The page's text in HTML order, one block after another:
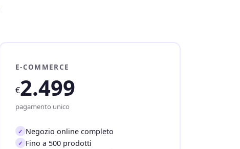
E-COMMERCE
€2.499
pagamento unico
Negozio online completo
Fino a 500 prodotti